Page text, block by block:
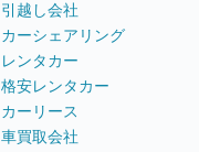
引越し会社
カーシェアリング
レンタカー
格安レンタカー
カーリース
車買取会社